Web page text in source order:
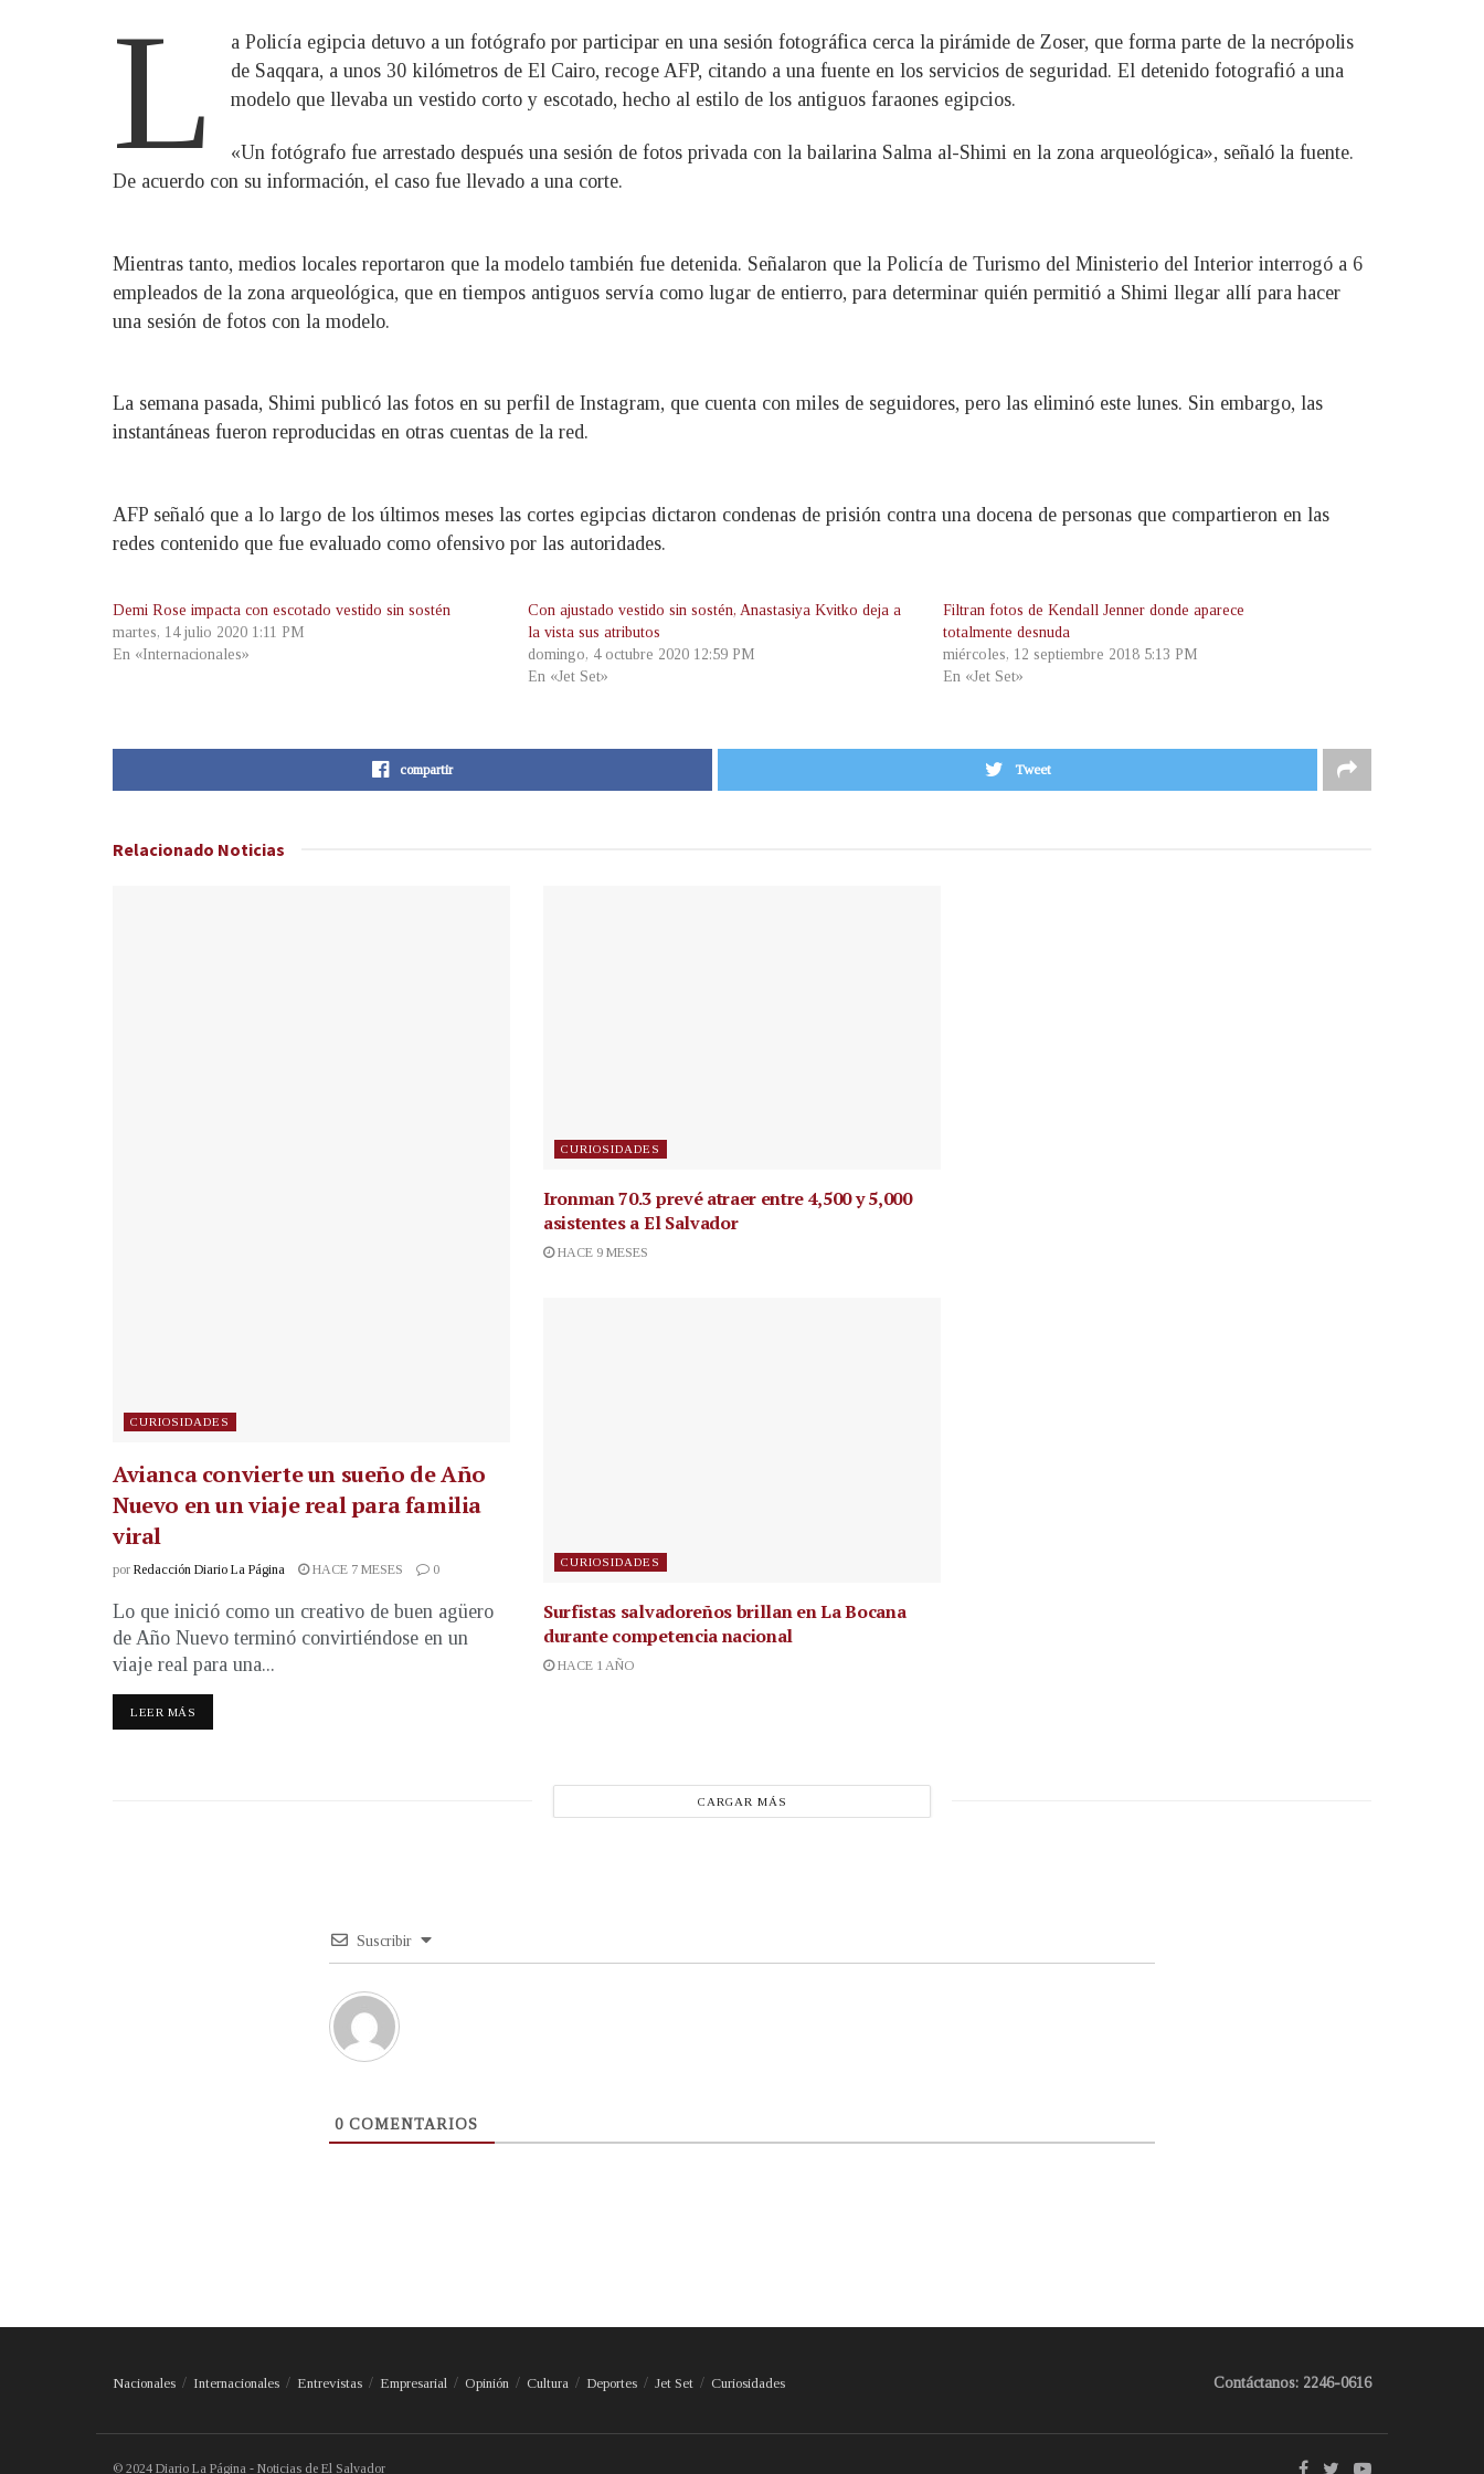
L
a Policía egipcia detuvo a un fotógrafo por participar en una sesión fotográfica cerca la pirámide de Zoser, que forma parte de la necrópolis
de Saqqara, a unos 30 kilómetros de El Cairo, recoge AFP, citando a una fuente en los servicios de seguridad. El detenido fotografió a una
modelo que llevaba un vestido corto y escotado, hecho al estilo de los antiguos faraones egipcios.
«Un fotógrafo fue arrestado después una sesión de fotos privada con la bailarina Salma al-Shimi en la zona arqueológica», señaló la fuente.
De acuerdo con su información, el caso fue llevado a una corte.
Mientras tanto, medios locales reportaron que la modelo también fue detenida. Señalaron que la Policía de Turismo del Ministerio del Interior interrogó a 6
empleados de la zona arqueológica, que en tiempos antiguos servía como lugar de entierro, para determinar quién permitió a Shimi llegar allí para hacer
una sesión de fotos con la modelo.
La semana pasada, Shimi publicó las fotos en su perfil de Instagram, que cuenta con miles de seguidores, pero las eliminó este lunes. Sin embargo, las
instantáneas fueron reproducidas en otras cuentas de la red.
AFP señaló que a lo largo de los últimos meses las cortes egipcias dictaron condenas de prisión contra una docena de personas que compartieron en las
redes contenido que fue evaluado como ofensivo por las autoridades.
Demi Rose impacta con escotado vestido sin sostén
martes, 14 julio 2020 1:11 PM
En «Internacionales»
Con ajustado vestido sin sostén, Anastasiya Kvitko deja a
la vista sus atributos
domingo, 4 octubre 2020 12:59 PM
En «Jet Set»
Filtran fotos de Kendall Jenner donde aparece
totalmente desnuda
miércoles, 12 septiembre 2018 5:13 PM
En «Jet Set»
compartir Tweet
Relacionado Noticias
CURIOSIDADES
Avianca convierte un sueño de Año
Nuevo en un viaje real para familia
viral
por Redacción Diario La Página HACE 7 MESES 0
Lo que inició como un creativo de buen agüero
de Año Nuevo terminó convirtiéndose en un
viaje real para una...
LEER MÁS
CURIOSIDADES
Ironman 70.3 prevé atraer entre 4,500 y 5,000
asistentes a El Salvador
HACE 9 MESES
CURIOSIDADES
Surfistas salvadoreños brillan en La Bocana
durante competencia nacional
HACE 1 AÑO
CARGAR MÁS
Suscribir
0 COMENTARIOS
Nacionales Internacionales Entrevistas Empresarial Opinión Cultura Deportes Jet Set Curiosidades Contáctanos: 2246-0616
© 2024 Diario La Página - Noticias de El Salvador